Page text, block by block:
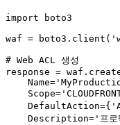
import boto3
waf = boto3.client(
# Web ACL 생성
response =
    Name=
    Scope=
    DefaultAction={
    Description=
'프로